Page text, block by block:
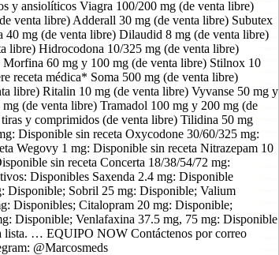
y ansiolíticos Viagra 100/200 mg (de venta libre)
venta libre) Adderall 30 mg (de venta libre) Subutex
40 mg (de venta libre) Dilaudid 8 mg (de venta libre)
libre) Hidrocodona 10/325 mg (de venta libre)
60 mg y 100 mg (de venta libre) Stilnox 10
receta médica* Soma 500 mg (de venta libre)
libre) Ritalin 10 mg (de venta libre) Vyvanse 50 mg y
(de venta libre) Tramadol 100 mg y 200 mg (de
y comprimidos (de venta libre) Tilidina 50 mg
Disponible sin receta Oxycodone 30/60/325 mg:
Wegovy 1 mg: Disponible sin receta Nitrazepam 10
sin receta Concerta 18/38/54/72 mg:
Disponibles Saxenda 2.4 mg: Disponible
Disponible; Sobril 25 mg: Disponible; Valium
Disponibles; Citalopram 20 mg: Disponible;
Disponible; Venlafaxina 37.5 mg, 75 mg: Disponible
lista. … EQUIPO NOW Contáctenos por correo
@Marcosmeds